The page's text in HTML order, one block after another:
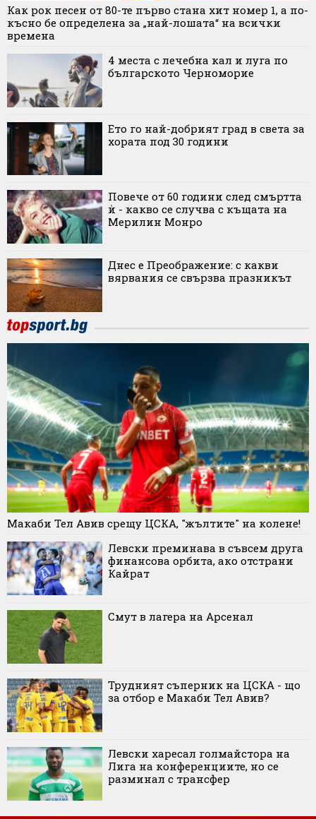
Как рок песен от 80-те първо стана хит номер 1, а по-
късно бе определена за „най-лошата“ на всички
времена
4 места с лечебна кал и луга по
българското Черноморие
Ето го най-добрият град в света за
хората под 30 години
Повече от 60 години след смъртта
ѝ - какво се случва с къщата на
Мерилин Монро
Днес е Преображение: с какви
вярвания се свързва празникът
Макаби Тел Авив срещу ЦСКА, "жълтите" на колене!
Левски преминава в съвсем друга
финансова орбита, ако отстрани
Кайрат
Смут в лагера на Арсенал
Трудният съперник на ЦСКА - що
за отбор е Макаби Тел Авив?
Левски харесал голмайстора на
Лига на конференциите, но се
разминал с трансфер